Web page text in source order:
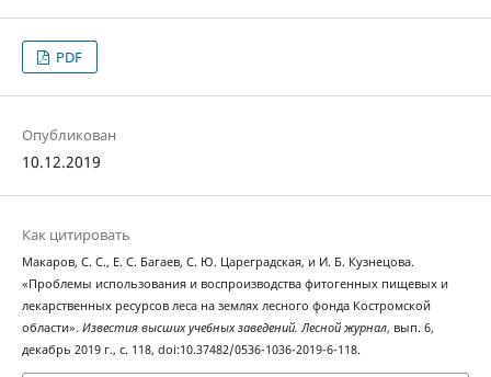
PDF
Опубликован
10.12.2019
Как цитировать
Макаров, С. С., Е. С. Багаев, С. Ю. Цареградская, и И. Б. Кузнецова.
«Проблемы использования и воспроизводства фитогенных пищевых и
лекарственных ресурсов леса на землях лесного фонда Костромской
области». Известия высших учебных заведений. Лесной журнал, вып. 6,
декабрь 2019 г., с. 118, doi:10.37482/0536-1036-2019-6-118.